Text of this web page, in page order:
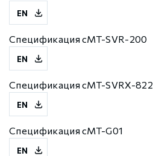
EN
Спецификация cMT-SVR-200
EN
Спецификация cMT-SVRX-822
EN
Спецификация cMT-G01
EN